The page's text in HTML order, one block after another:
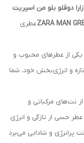
دوقلو بلو من اسپریت
عطری
یکی از عطرهای محبوب و
و انرژی‌بخش خود، شما
از نت‌های مرکباتی و
حسی از تازگی و انرژی
پرانرژی و شادابی می‌برد